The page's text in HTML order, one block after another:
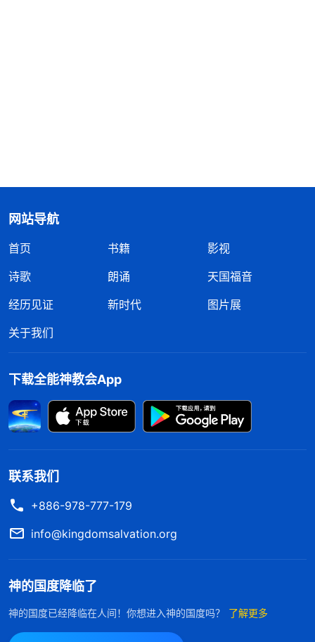
网站导航
首页 书籍
影视
诗歌
朗诵
天国福音
经历见证
新时代
图片展
关于我们
下载全能神教会App
联系我们
+886-978-777-179
info@kingdomsalvation.org
神的国度降临了
神的国度已经降临在人间！你想进入神的国度吗？ 了解更多